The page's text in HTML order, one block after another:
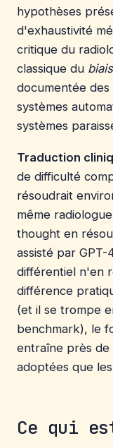
hypothèses
d'exhaustivité
critique du
classique du
documentée des
systèmes
systèmes
Traduction
de difficulté
résoudrait
même
thought en
assisté par
différentiel n'en
différence
(et il se trompe
benchmark), le
entraîne près
adoptées que
Ce qui